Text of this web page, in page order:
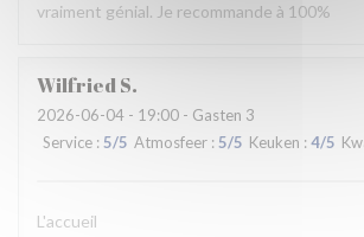
vraiment génial. Je recommande à 100%
WilfriedS
2026-06-04 - 19:00 - Gasten 3
Service : 5/5 Atmosfeer : 5/5 Keuken : 4/5
L'accueil